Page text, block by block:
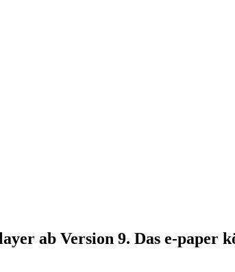
ab Version 9. Das e-paper